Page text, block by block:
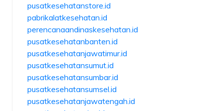
pusatkesehatanstore.id
pabrikalatkesehatan.id
perencanaandinaskesehatan.id
pusatkesehatanbanten.id
pusatkesehatanjawatimur.id
pusatkesehatansumut.id
pusatkesehatansumbar.id
pusatkesehatansumsel.id
pusatkesehatanjawatengah.id